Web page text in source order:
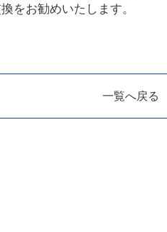
をお勧めいたします。
一覧へ戻る